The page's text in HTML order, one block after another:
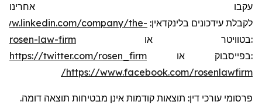
עקבו אחרינו
לקבלת עידכונים בלינקדאין:
company/the-
rosen-law-firm או בטוויטר:
https://twitter.com/rosen_firm או בפייסבוק:
https://www.facebook.com/rosenlawfirm/
פרסומי עורכי דין: תוצאות קודמות אינן מבטיחות תוצאה דומה.